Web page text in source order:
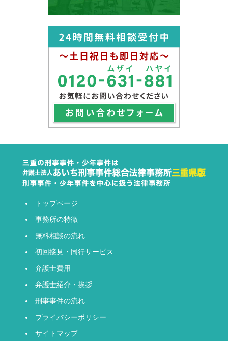
トップページ
事務所の特徴
無料相談の流れ
初回接見・同行サービス
弁護士費用
弁護士紹介・挨拶
刑事事件の流れ
プライバシーポリシー
サイトマップ